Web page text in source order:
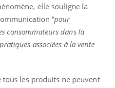
elle souligne la
“pour
consommateurs dans la
associées à la vente
tous les produits ne peuvent